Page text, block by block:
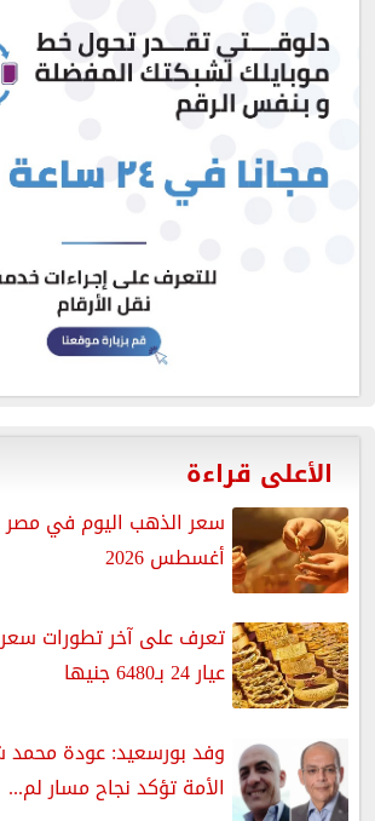
الأعلى قراءة
أغسطس 2026
تعرف على آخر تطورات
عيار 24 بـ6480 جنيها
وفد بورسعيد: عودة محمد
الأمة تؤكد نجاح مسار لم...